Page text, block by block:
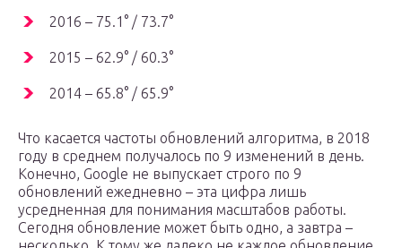
2016 – 75.1° / 73.7°
2015 – 62.9° / 60.3°
2014 – 65.8° / 65.9°
Что касается частоты обновлений алгоритма, в 2018
году в среднем получалось по 9 изменений в день.
Конечно, Google не выпускает строго по 9
обновлений ежедневно – эта цифра лишь
усредненная для понимания масштабов работы.
Сегодня обновление может быть одно, а завтра –